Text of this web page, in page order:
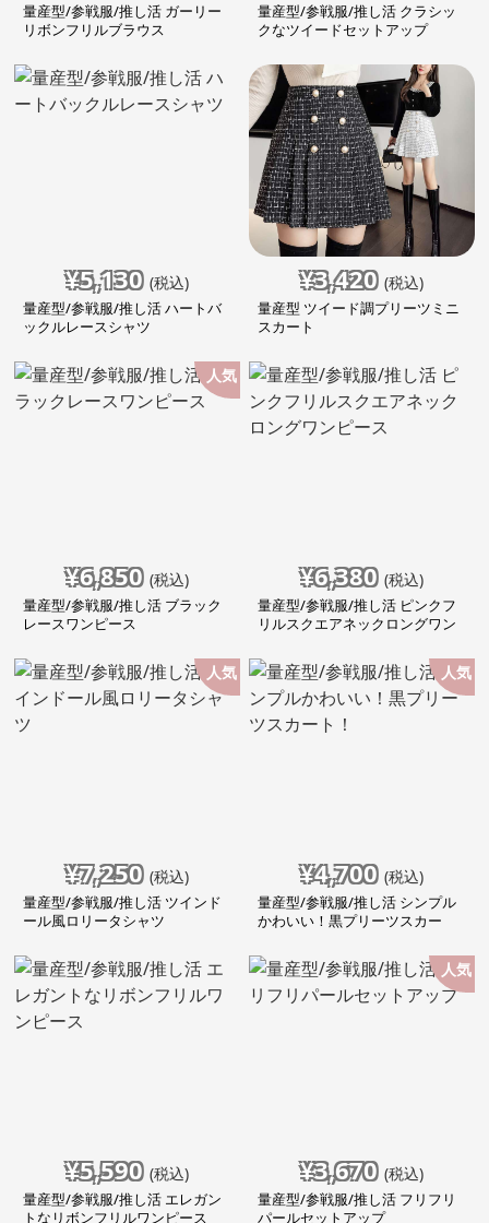
量産型/参戦服/推し活 ガーリー
リボンフリルブラウス
量産型/参戦服/推し活 クラシッ
クなツイードセットアップ
¥5,130 (税込)
量産型/参戦服/推し活 ハートバ
ックルレースシャツ
¥3,420 (税込)
量産型 ツイード調プリーツミニ
スカート
人気
¥6,850 (税込)
量産型/参戦服/推し活 ブラック
レースワンピース
¥6,380 (税込)
量産型/参戦服/推し活 ピンクフ
リルスクエアネックロングワン
人気
¥7,250 (税込)
量産型/参戦服/推し活 ツインド
ール風ロリータシャツ
人気
¥4,700 (税込)
量産型/参戦服/推し活 シンプル
かわいい！黒プリーツスカー
¥5,590 (税込)
量産型/参戦服/推し活 エレガン
トなリボンフリルワンピース
人気
¥3,670 (税込)
量産型/参戦服/推し活 フリフリ
パールセットアップ